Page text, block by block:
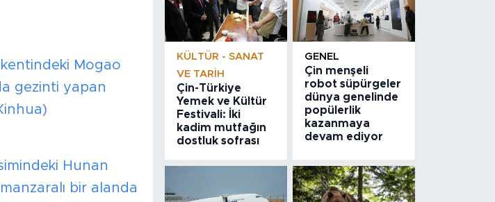
Mogao
gezinti yapan
Hunan
bir alanda
KÜLTÜR - SANAT
VE TARIH
Çin-Türkiye
Yemek ve Kültür
Festivali: İki
kadim mutfağın
dostluk sofrası
GENEL
Çin menşeli
robot süpürgeler
dünya genelinde
popülerlik
kazanmaya
devam ediyor